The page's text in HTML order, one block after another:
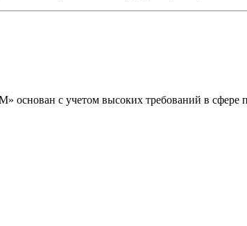
основан с учетом высоких требований в сфере